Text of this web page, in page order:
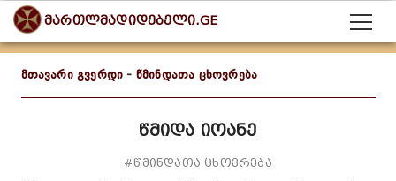
მართლმადიდებელი.GE
მთავარი გვერდი - წმინდათა ცხოვრება
წმიდა იოანე
#წმინდათა ცხოვრება